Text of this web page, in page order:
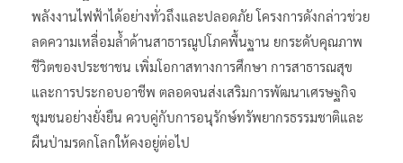
พลังงานไฟฟ้าได้อย่างทั่วถึงและปลอดภัย โครงการดังกล่าวช่วย
ลดความเหลื่อมล้ำด้านสาธารณูปโภคพื้นฐาน ยกระดับคุณภาพ
ชีวิตของประชาชน เพิ่มโอกาสทางการศึกษา การสาธารณสุข
และการประกอบอาชีพ ตลอดจนส่งเสริมการพัฒนาเศรษฐกิจ
ชุมชนอย่างยั่งยืน ควบคู่กับการอนุรักษ์ทรัพยากรธรรมชาติและ
ผืนป่ามรดกโลกให้คงอยู่ต่อไป